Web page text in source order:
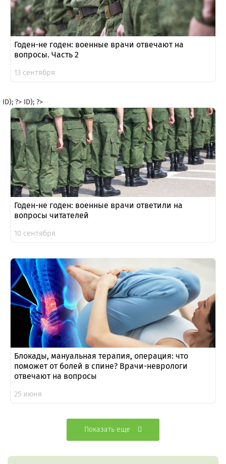
Годен-не годен: военные врачи отвечают на
вопросы. Часть 2
13 сентября
ID); ?>
Годен-не годен: военные врачи ответили на
вопросы читателей
10 сентября
ID); ?>
Блокады, мануальная терапия, операция: что
поможет от болей в спине? Врачи-неврологи
отвечают на вопросы
25 июня
Показать еще